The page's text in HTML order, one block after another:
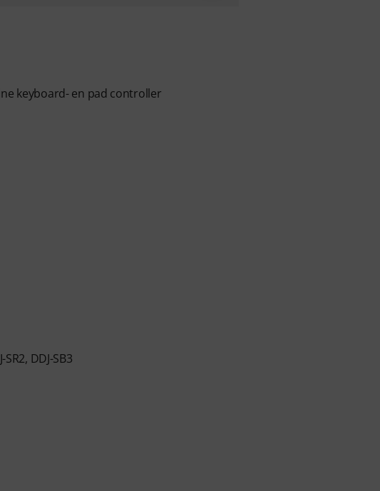
keyboard- en pad controller
DDJ-SB3